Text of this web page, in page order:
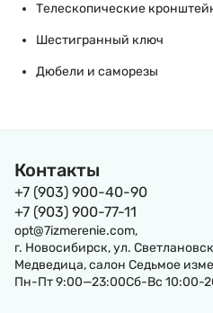
Телескопические
Шестигранный ключ
Дюбели и саморезы
Контакты
+7 (903) 900-40-90
+7 (903) 900-77-11
opt@7izmerenie.com,
г. Новосибирск, ул.
Медведица, салон Седьмое
Пн-Пт 9:00—23:00Сб-Вс 10:00-